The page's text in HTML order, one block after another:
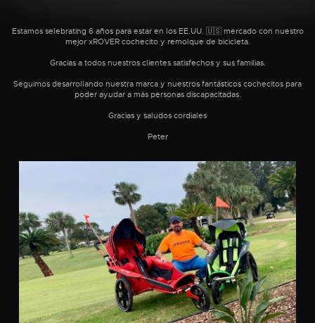
Estamos selebrating 6 años para estar en los EE.UU. 🇺🇸 mercado con nuestro
mejor xROVER cochecito y remolque de bicicleta.
Gracias a todos nuestros clientes satisfechos y sus familias.
Seguimos desarrollando nuestra marca y nuestros fantásticos cochecitos para
poder ayudar a más personas discapacitadas.
Gracias y saludos cordiales
Peter